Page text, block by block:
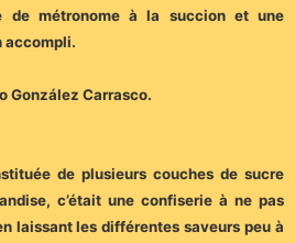
de métronome à la succion et une
accompli.
González Carrasco.
de plusieurs couches de sucre
c’était une confiserie à ne pas
laissant les différentes saveurs peu à